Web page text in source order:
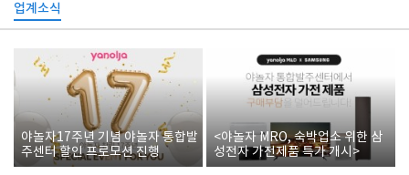
업계소식
야놀자17주년 기념 야놀자 통합발
주센터 할인 프로모션 진행
<야놀자 MRO, 숙박업소 위한 삼
성전자 가전제품 특가 개시>